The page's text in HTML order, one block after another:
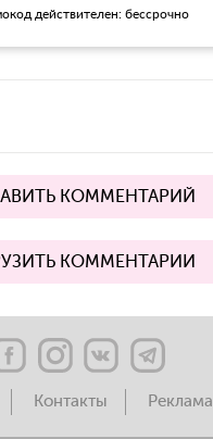
действителен: бессрочно
КОММЕНТАРИЙ
КОММЕНТАРИИ
Контакты Реклама